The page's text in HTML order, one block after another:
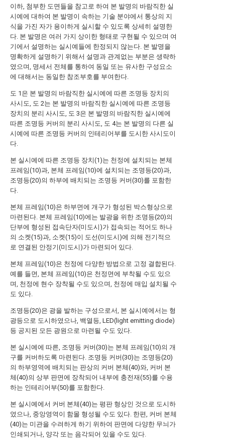
이하, 첨부한 도면들을 참고로 하여 본 발명의 바람직한 실
시예에 대하여 본 발명이 속하는 기술 분야에서 통상의 지
식을 가진 자가 용이하게 실시할 수 있도록 상세히 설명한
다. 본 발명은 여러 가지 상이한 형태로 구현될 수 있으며 여
기에서 설명하는 실시예들에 한정되지 않는다. 본 발명을
명확하게 설명하기 위해서 설명과 관계없는 부분은 생략하
였으며, 명세서 전체를 통하여 동일 또는 유사한 구성요소
에 대해서는 동일한 참조부호를 부여한다.
도 1은 본 발명의 바람직한 실시예에 따른 조명등 장치의
사시도, 도 2는 본 발명의 바람직한 실시예에 따른 조명등
장치의 분리 사시도, 도 3은 본 발명의 바람직한 실시예에
따른 조명등 커버의 분리 사시도, 도 4는 본 발명의 다른 실
시예에 따른 조명등 커버의 인테리어부를 도시한 사시도이
다.
본 실시예에 따른 조명등 장치(1)는 천정에 설치되는 본체
프레임(10)과, 본체 프레임(10)에 설치되는 조명등(20)과,
조명등(20)의 하부에 배치되는 조명등 커버(30)를 포함한
다.
본체 프레임(10)은 하부면에 개구가 형성된 박스형상으로
마련된다. 본체 프레임(10)에는 발광을 위한 조명등(20)의
단부에 형성된 접속단자(미도시)가 접속되는 적어도 하나
의 소켓(15)과, 소켓(15)이 도선(미도시)에 의해 전기적으
로 연결된 안정기(미도시)가 마련되어 있다.
본체 프레임(10)은 천정에 다양한 방법으로 고정 결합된다.
예를 들면, 본체 프레임(10)은 천정면에 부착될 수도 있으
며, 천정에 현수 장착될 수도 있으며, 천정에 매입 설치될 수
도 있다.
조명등(20)은 광을 발하는 구성으로서, 본 실시예에서는 형
광등으로 도시하였으나, 백열등, LED(light emitting diode)
등 공지된 모든 광원으로 마련될 수도 있다.
본 실시예에 따른, 조명등 커버(30)는 본체 프레임(10)의 개
구를 커버하도록 마련된다. 조명등 커버(30)는 조명등(20)
의 하부영역에 배치되는 판상의 커버 본체(40)와, 커버 본
체(40)의 상부 판면에 장착되어 내부에 충전재(55)를 수용
하는 인테리어부(50)를 포함한다.
본 실시예에서 커버 본체(40)는 평판 형상인 것으로 도시하
였으나, 중앙영역이 함몰 형성될 수도 있다. 한편, 커버 본체
(40)는 미관을 수려하게 하기 위하여 판면에 다양한 무늬가
인쇄되거나, 양각 또는 음각되어 있을 수도 있다.